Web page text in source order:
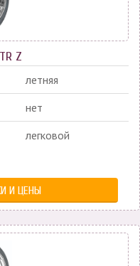
Z
летняя
нет
легковой
И ЦЕНЫ